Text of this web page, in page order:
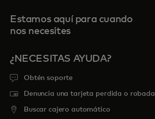
Estamos aquí para cuando
nos necesites
¿NECESITAS AYUDA?
Obtén soporte
Denuncia una tarjeta perdida o robada
Buscar cajero automático